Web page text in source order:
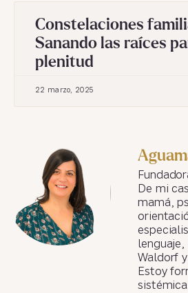
Constelaciones
Sanando las raíces
plenitud
22 marzo, 2025
De mi
mamá,
Waldorf
Estoy